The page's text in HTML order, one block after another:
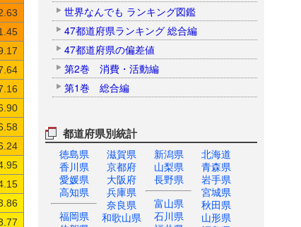
世界なんでも ランキング図鑑
47都道府県ランキング 総合編
47都道府県の偏差値
第2巻 消費・活動編
第1巻 総合編
都道府県別統計
徳島県
香川県
愛媛県
高知県
福岡県
滋賀県
京都府
大阪府
兵庫県
奈良県
和歌山県
新潟県
山梨県
長野県
富山県
石川県
北海道
青森県
岩手県
宮城県
秋田県
山形県